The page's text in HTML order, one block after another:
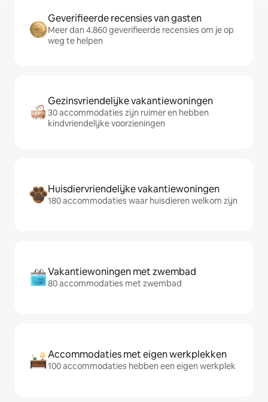
Geverifieerde recensies van gasten
Meer dan 4.860 geverifieerde recensies om je op
weg te helpen
Gezinsvriendelijke vakantiewoningen
30 accommodaties zijn ruimer en hebben
kindvriendelijke voorzieningen
Huisdiervriendelijke vakantiewoningen
180 accommodaties waar huisdieren welkom zijn
Vakantiewoningen met zwembad
80 accommodaties met zwembad
Accommodaties met eigen werkplekken
100 accommodaties hebben een eigen werkplek